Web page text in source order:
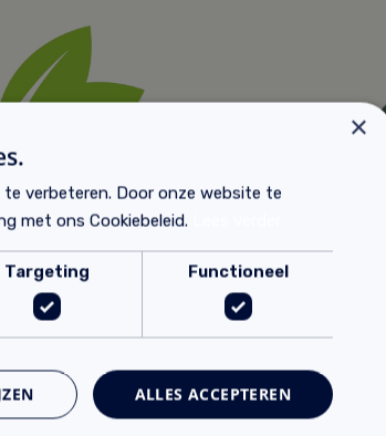
×
verbeteren. Door onze website te
met ons Cookiebeleid.
Targeting Functioneel
ALLES ACCEPTEREN